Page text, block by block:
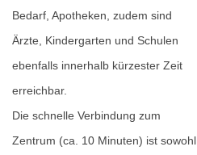
Bedarf, Apotheken, zudem sind
Ärzte, Kindergarten und Schulen
ebenfalls innerhalb kürzester Zeit
erreichbar.
Die schnelle Verbindung zum
Zentrum (ca. 10 Minuten) ist sowohl